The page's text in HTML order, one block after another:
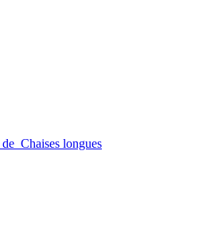
Chaises longues